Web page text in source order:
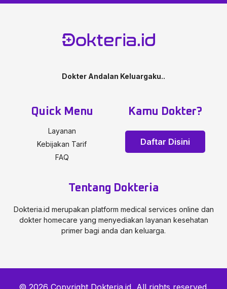
Dokter Andalan Keluargaku..
Quick Menu
Layanan
Kebijakan Tarif
FAQ
Kamu Dokter?
Daftar Disini
Tentang Dokteria
Dokteria.id merupakan platform medical services online dan
dokter homecare yang menyediakan layanan kesehatan
primer bagi anda dan keluarga.